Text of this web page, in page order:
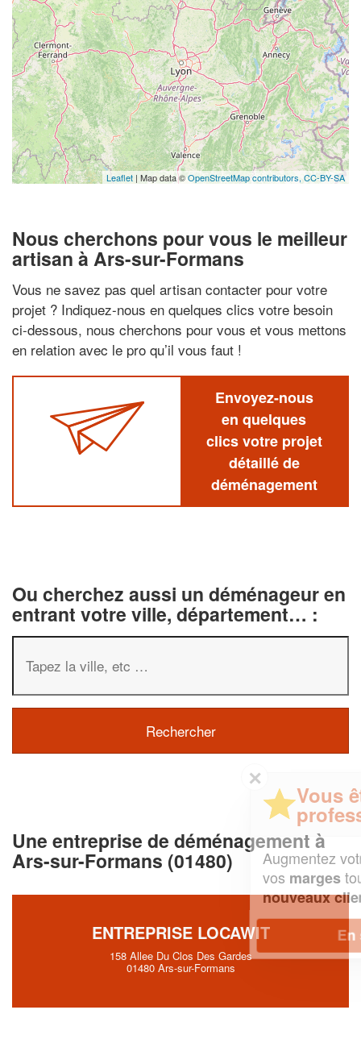
Leaflet | Map data ©OpenStreetMap contributors, CC-BY-SA
Nous cherchons pour vous le meilleur
artisan à Ars-sur-Formans
Vous ne savez pas quel artisan contacter pour votre
projet ? Indiquez-nous en quelques clics votre besoin
ci-dessous, nous cherchons pour vous et vous mettons
en relation avec le pro qu’il vous faut !
Envoyez-nous
en quelques
clics votre projet
détaillé de
déménagement
Ou cherchez aussi un déménageur en
entrant votre ville, département… :
Une entreprise de déménagement à
Ars-sur-Formans (01480)
ENTREPRISE LOCAWIT
158 Allee Du Clos Des Gardes
01480 Ars-sur-Formans
professionnel ?
Augmentez votrechiffre d'affaireset
marges
tout en gagnant de
nouveaux clients!
En savoir plus